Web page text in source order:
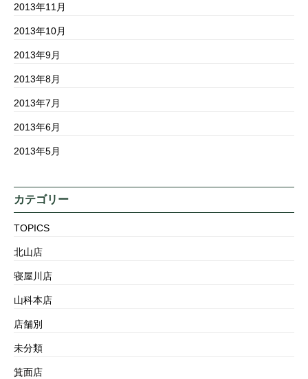
2013年11月
2013年10月
2013年9月
2013年8月
2013年7月
2013年6月
2013年5月
カテゴリー
TOPICS
北山店
寝屋川店
山科本店
店舗別
未分類
箕面店